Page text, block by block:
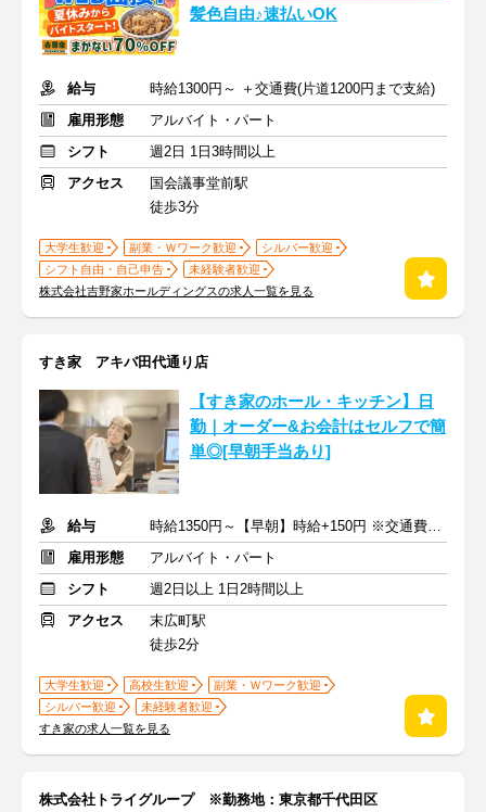
髪色自由♪速払いOK
給与
時給1300円～ ＋交通費(片道1200円まで支給)
雇用形態
アルバイト・パート
シフト
週2日 1日3時間以上
アクセス
国会議事堂前駅
徒歩3分
大学生歓迎 副業・Ｗワーク歓迎
シルバー歓迎
シフト自由・自己申告
未経験者歓迎
株式会社吉野家ホールディングスの求人一覧を見る
すき家 アキバ田代通り店
【すき家のホール・キッチン】日
勤｜オーダー&お会計はセルフで簡
単◎[早朝手当あり]
給与
時給1350円～【早朝】時給+150円 ※交通費支給
雇用形態
アルバイト・パート
シフト
週2日以上 1日2時間以上
アクセス
末広町駅
徒歩2分
大学生歓迎 高校生歓迎
副業・Ｗワーク歓迎
シルバー歓迎
未経験者歓迎
すき家の求人一覧を見る
株式会社トライグループ ※勤務地：東京都千代田区